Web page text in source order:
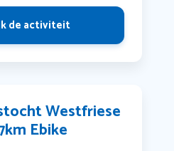
de activiteit
Westfriese
Ebike